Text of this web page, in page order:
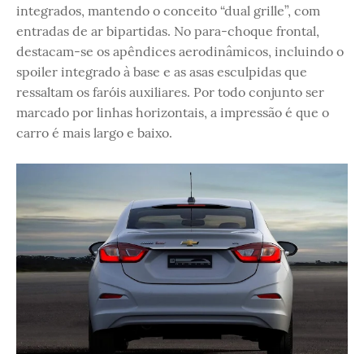
integrados, mantendo o conceito “dual grille”, com
entradas de ar bipartidas. No para-choque frontal,
destacam-se os apêndices aerodinâmicos, incluindo o
spoiler integrado à base e as asas esculpidas que
ressaltam os faróis auxiliares. Por todo conjunto ser
marcado por linhas horizontais, a impressão é que o
carro é mais largo e baixo.